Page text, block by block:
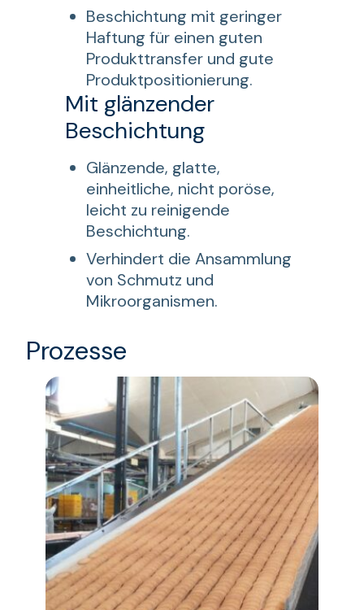
Beschichtung mit geringer
Haftung für einen guten
Produkttransfer und gute
Produktpositionierung.
Mit glänzender
Beschichtung
Glänzende, glatte,
einheitliche, nicht poröse,
leicht zu reinigende
Beschichtung.
Verhindert die Ansammlung
von Schmutz und
Mikroorganismen.
Prozesse